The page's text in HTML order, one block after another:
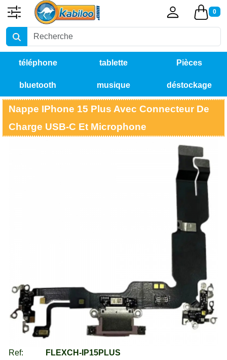
0
téléphone tablette Pièces
détachées
bluetooth musique déstockage
Nappe IPhone 15 Plus Avec Connecteur De
Charge USB-C Et Microphone
Ref:
FLEXCH-IP15PLUS